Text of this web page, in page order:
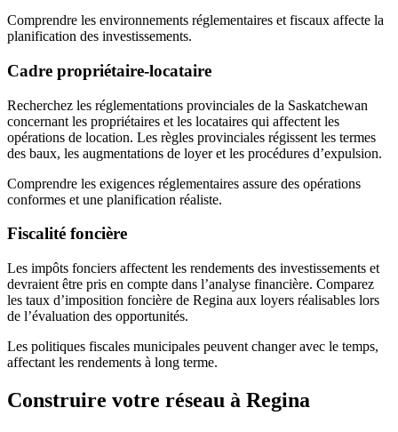
Comprendre les environnements réglementaires et fiscaux affecte la
planification des investissements.
Cadre propriétaire-locataire
Recherchez les réglementations provinciales de la Saskatchewan
concernant les propriétaires et les locataires qui affectent les
opérations de location. Les règles provinciales régissent les termes
des baux, les augmentations de loyer et les procédures d’expulsion.
Comprendre les exigences réglementaires assure des opérations
conformes et une planification réaliste.
Fiscalité foncière
Les impôts fonciers affectent les rendements des investissements et
devraient être pris en compte dans l’analyse financière. Comparez
les taux d’imposition foncière de Regina aux loyers réalisables lors
de l’évaluation des opportunités.
Les politiques fiscales municipales peuvent changer avec le temps,
affectant les rendements à long terme.
Construire votre réseau à Regina